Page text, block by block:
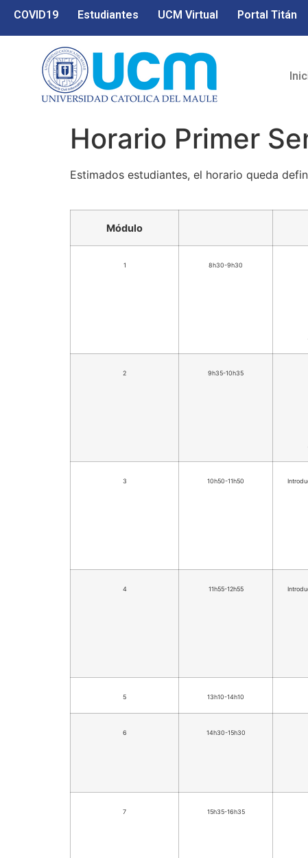
COVID19 Estudiantes UCM Virtual Portal Titán
Horario Primer
Estimados estudiantes, el horario queda
Módulo
1 8h30-9h30
2 9h35-10h35
3 10h50-11h50
4 11h55-12h55
5 13h10-14h10
6 14h30-15h30
7 15h35-16h35